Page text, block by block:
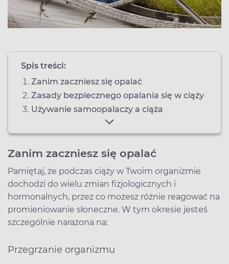
Spis treści:
Zanim zaczniesz się opalać
Zasady bezpiecznego opalania się w ciąży
Używanie samoopalaczy a ciąża
Zanim zaczniesz się opalać
Pamiętaj, że podczas ciąży w Twoim organizmie
dochodzi do wielu zmian fizjologicznych i
hormonalnych, przez co możesz różnie reagować na
promieniowanie słoneczne. W tym okresie jesteś
szczególnie narażona na:
Przegrzanie organizmu